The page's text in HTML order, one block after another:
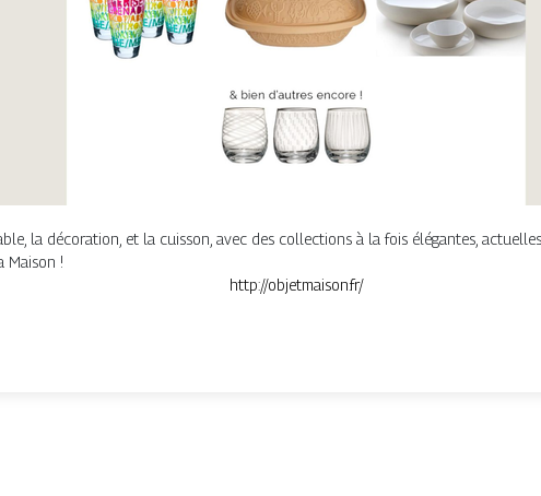
la décoration, et la cuisson, avec des collections à la fois élégantes,
Maison !
http://objetmaison.fr/